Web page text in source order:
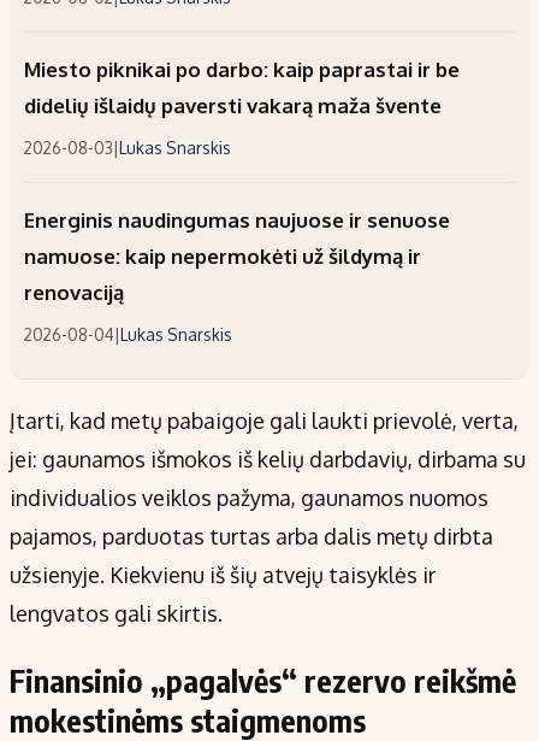
Miesto piknikai po darbo: kaip paprastai ir be
didelių išlaidų paversti vakarą maža švente
2026-08-03|Lukas Snarskis
Energinis naudingumas naujuose ir senuose
namuose: kaip nepermokėti už šildymą ir
renovaciją
2026-08-04|Lukas Snarskis
Įtarti, kad metų pabaigoje gali laukti prievolė, verta,
jei: gaunamos išmokos iš kelių darbdavių, dirbama su
individualios veiklos pažyma, gaunamos nuomos
pajamos, parduotas turtas arba dalis metų dirbta
užsienyje. Kiekvienu iš šių atvejų taisyklės ir
lengvatos gali skirtis.
Finansinio „pagalvės“ rezervo reikšmė
mokestinėms staigmenoms